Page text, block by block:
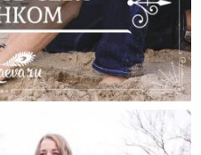
Ребенком